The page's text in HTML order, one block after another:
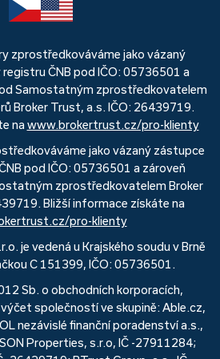
zprostředkováváme jako vázaný
ČNB pod IČO: 05736501 a
Samostatným zprostředkovatelem
Broker Trust, a.s. IČO: 26439719.
na www.brokertrust.cz/pro-klienty
jako vázaný zástupce
pod IČO: 05736501 a zároveň
zprostředkovatelem Broker
Bližší informace získáte na
pro-klienty
je vedená u Krajského soudu v Brně
C 151399, IČO: 05736501.
Sb. o obchodních korporacích,
společností ve skupině: Able.cz,
nezávislé finanční poradenství a.s.,
Properties, s.r.o, IČ -27911284;